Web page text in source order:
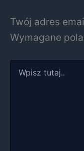
Twój adres
Wymagane
tutaj..